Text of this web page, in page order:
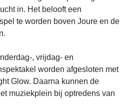
in. Het belooft een
te worden boven Joure en de
, vrijdag- en
worden afgesloten met
Glow. Daarna kunnen de
muziekplein bij optredens van